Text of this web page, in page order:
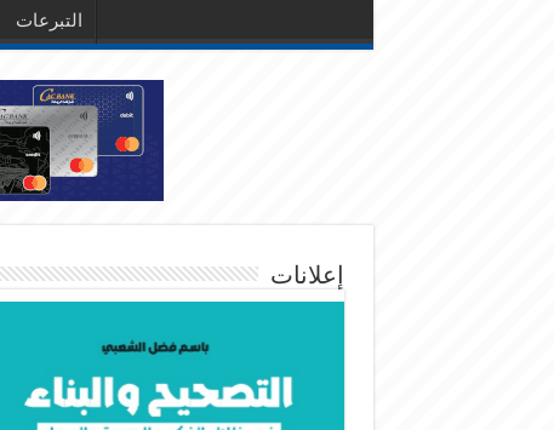
التبرعات
إعلانات